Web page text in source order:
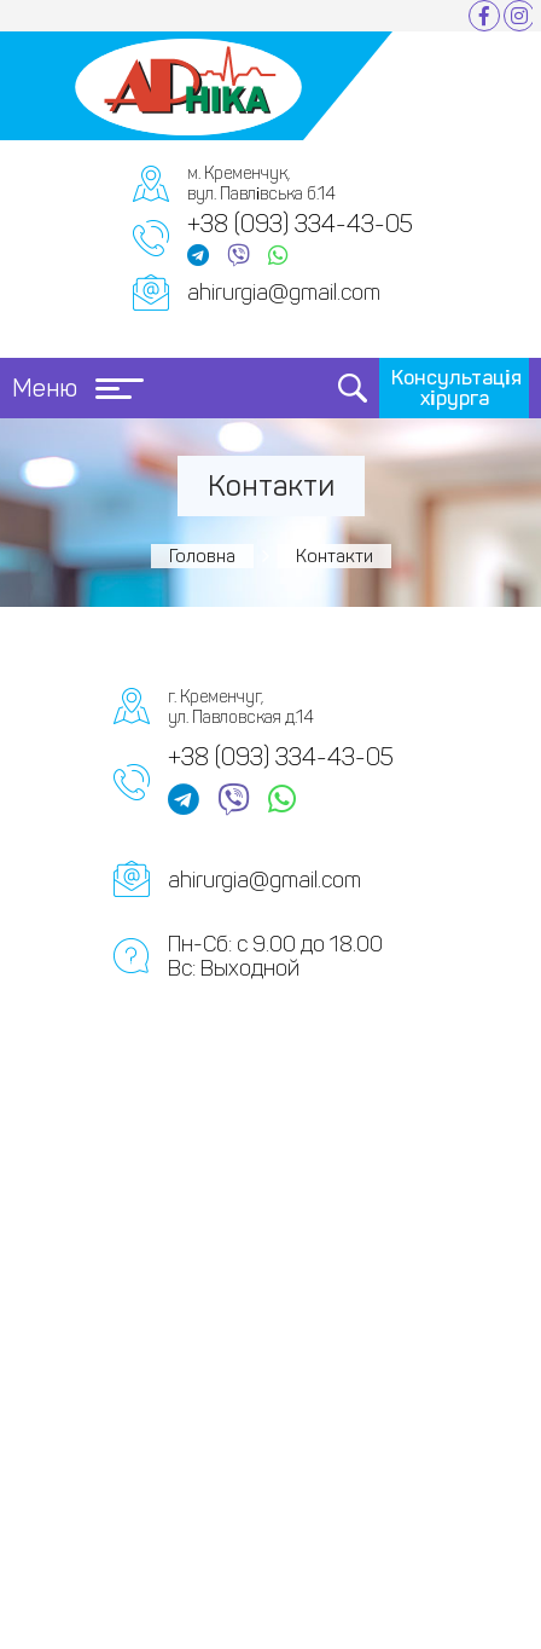
м. Кременчук,
вул. Павлівська б.14
+38 (093) 334-43-05
ahirurgia@gmail.com
Меню
Консультація
хірурга
Контакти
Головна Контакти
г. Кременчуг,
ул. Павловская д.14
+38 (093) 334-43-05
ahirurgia@gmail.com
Пн-Сб: с 9.00 до 18.00
Вс: Выходной